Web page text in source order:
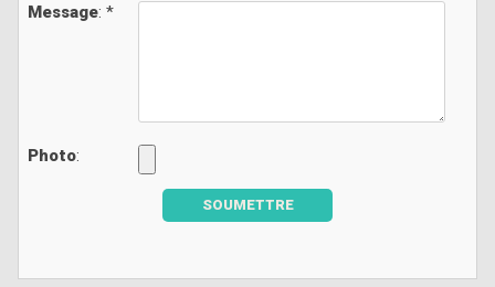
Message: *
Photo:
SOUMETTRE